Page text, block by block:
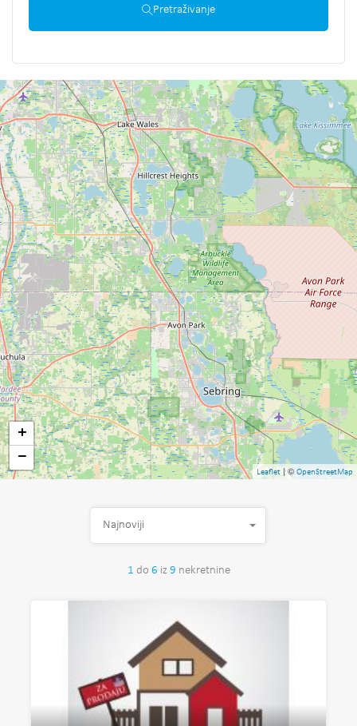
Pretraživanje
+
−
Leaflet | ©OpenStreetMap
1 do 6 iz 9 nekretnine
Najnoviji